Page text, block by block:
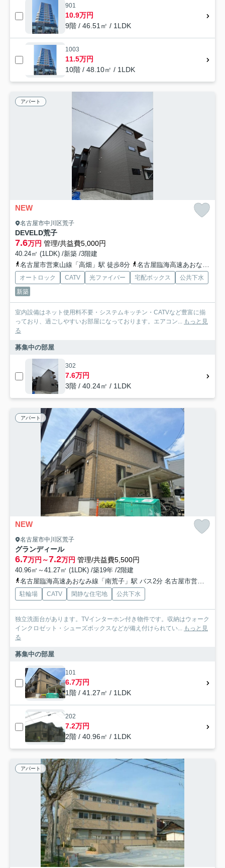
901
10.9万円
9階 / 46.51㎡ / 1LDK
1003
11.5万円
10階 / 48.10㎡ / 1LDK
アパート
NEW
名古屋市中川区荒子
DEVELD荒子
7.6万円 管理/共益費5,000円
40.24㎡ (1LDK) /新築 /3階建
名古屋市営東山線「高畑」駅 徒歩8分
名古屋臨海高速あおなみ線「南荒子」駅 徒歩12分
オートロック CATV 光ファイバー 宅配ボックス
公共下水
新築
室内設備はネット使用料不要・システムキッチン・CATVなど豊富に揃
っており、過ごしやすいお部屋になっております。エアコン... もっと見
る
募集中の部屋
302
7.6万円
3階 / 40.24㎡ / 1LDK
アパート
NEW
名古屋市中川区荒子
グランディール
6.7万円～7.2万円 管理/共益費5,500円
40.96㎡～41.27㎡ (1LDK) /築19年 /2階建
名古屋臨海高速あおなみ線「南荒子」駅 バス2分 名古屋市営「荒中町」 停歩2分
駐輪場 CATV 閑静な住宅地 公共下水
独立洗面台があります。TVインターホン付き物件です。収納はウォーク
インクロゼット・シューズボックスなどが備え付けられてい... もっと見
る
募集中の部屋
101
6.7万円
1階 / 41.27㎡ / 1LDK
202
7.2万円
2階 / 40.96㎡ / 1LDK
アパート